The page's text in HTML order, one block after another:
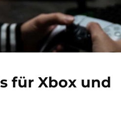
für Xbox und